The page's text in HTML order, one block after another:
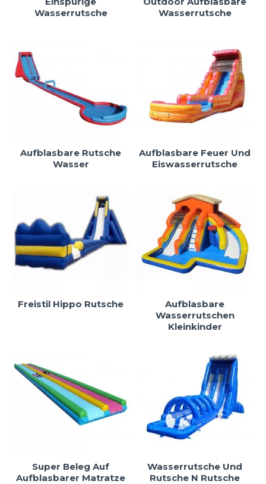
Wasserrutsche
Wasserrutsche
Aufblasbare Rutsche
Wasser
Aufblasbare Feuer Und
Eiswasserrutsche
Freistil Hippo Rutsche
Aufblasbare
Wasserrutschen
Kleinkinder
Super Beleg Auf
Aufblasbarer Matratze
Wasserrutsche Und
Rutsche N Rutsche